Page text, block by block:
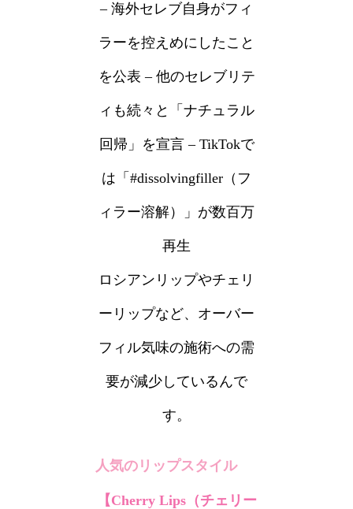
– 海外セレブ自身がフィ
ラーを控えめにしたこと
を公表 – 他のセレブリテ
ィも続々と「ナチュラル
回帰」を宣言 – TikTokで
は「#dissolvingfiller（フ
ィラー溶解）」が数百万
再生
ロシアンリップやチェリ
ーリップなど、オーバー
フィル気味の施術への需
要が減少しているんで
す。
人気のリップスタイル
【Cherry Lips（チェリー